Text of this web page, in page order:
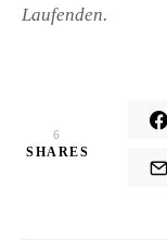
Laufenden.
6
SHARES